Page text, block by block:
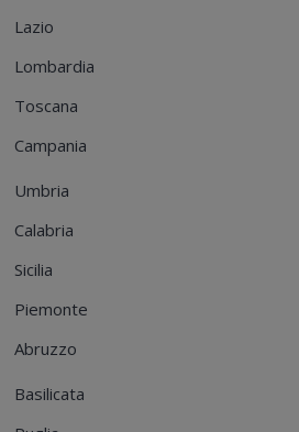
Lazio
Lombardia
Toscana
Campania
Umbria
Calabria
Sicilia
Piemonte
Abruzzo
Basilicata